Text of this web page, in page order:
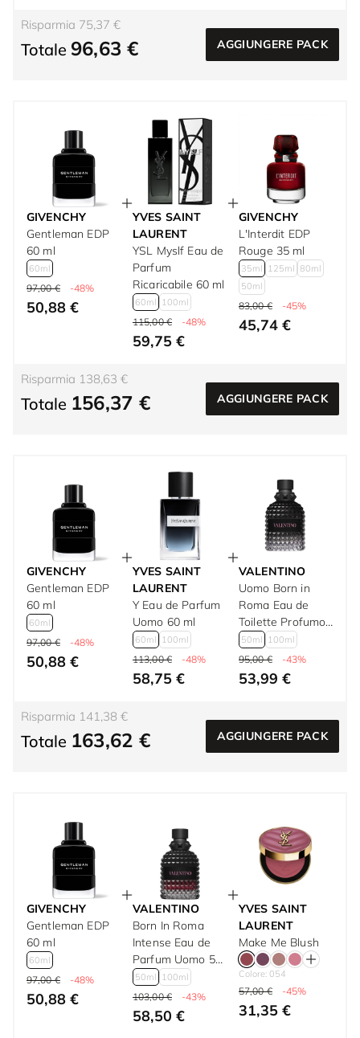
Risparmia 75,37 €
Totale 96,63 € AGGIUNGERE PACK
GIVENCHY
Gentleman EDP
60 ml
60ml
97,00 € -48%
50,88 €
YVES SAINT
LAURENT
YSL Myslf Eau de
Parfum
Ricaricabile 60 ml
60ml 100ml
115,00 € -48%
59,75 €
GIVENCHY
L'Interdit EDP
Rouge 35 ml
35ml 125ml 80ml
50ml
83,00 € -45%
45,74 €
Risparmia 138,63 €
Totale 156,37 € AGGIUNGERE PACK
GIVENCHY
Gentleman EDP
60 ml
60ml
97,00 € -48%
50,88 €
YVES SAINT
LAURENT
Y Eau de Parfum
Uomo 60 ml
60ml 100ml
113,00 € -48%
58,75 €
VALENTINO
Uomo Born in
Roma Eau de
Toilette Profumo
da Uomo 50 ml
50ml 100ml
95,00 € -43%
53,99 €
Risparmia 141,38 €
Totale 163,62 € AGGIUNGERE PACK
GIVENCHY
Gentleman EDP
60 ml
60ml
97,00 € -48%
50,88 €
VALENTINO
Born In Roma
Intense Eau de
Parfum Uomo 50
ml
50ml 100ml
103,00 € -43%
58,50 €
YVES SAINT
LAURENT
Make Me Blush
Colore: 054
57,00 € -45%
31,35 €